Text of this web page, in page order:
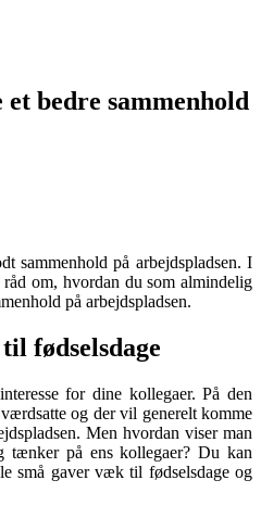
et bedre sammenhold
sammenhold på arbejdspladsen. I
om, hvordan du som almindelig
på arbejdspladsen.
fødselsdage
for dine kollegaer. På den
og der vil generelt komme
Men hvordan viser man
tænker på ens kollegaer? Du kan
små gaver væk til fødselsdage og